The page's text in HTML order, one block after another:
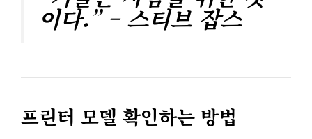
이다.” – 스티브 잡스
프린터 모델 확인하는 방법